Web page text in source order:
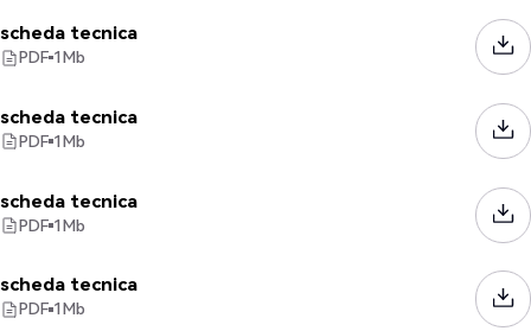
scheda tecnica
PDF 1Mb
scheda tecnica
PDF 1Mb
scheda tecnica
PDF 1Mb
scheda tecnica
PDF 1Mb